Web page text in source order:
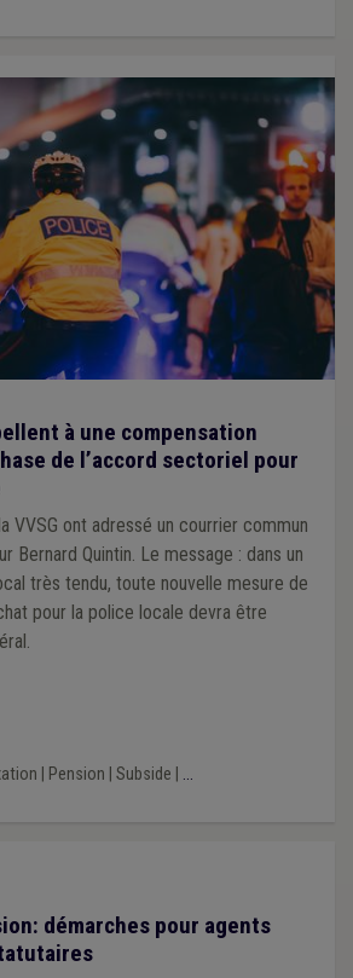
à une compensation
de l’accord sectoriel pour
VVSG ont adressé un courrier commun
Bernard Quintin. Le message : dans un
très tendu, toute nouvelle mesure de
pour la police locale devra être
Pension Subside ...
démarches pour agents